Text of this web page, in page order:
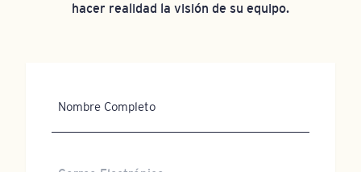
hacer realidad la visión de su equipo.